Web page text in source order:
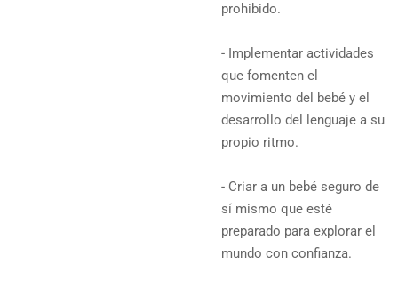
prohibido.
- Implementar actividades
que fomenten el
movimiento del bebé y el
desarrollo del lenguaje a su
propio ritmo.
- Criar a un bebé seguro de
sí mismo que esté
preparado para explorar el
mundo con confianza.